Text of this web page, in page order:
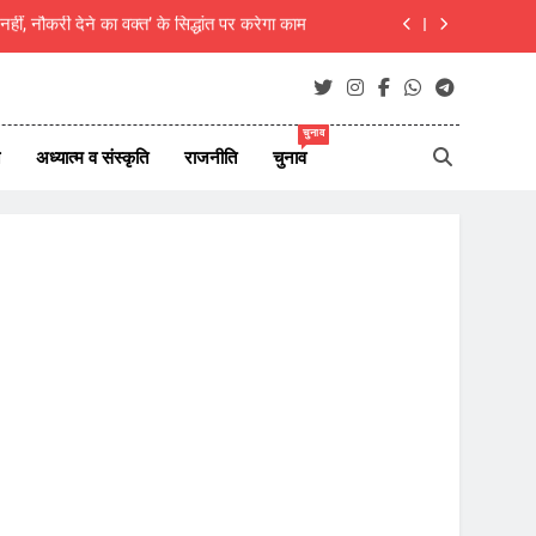
महावीर कुमार का वर्धापना समारोह आयोजित
पहुंच रही 120 करोड़ की हेरोइन, बेरोजगार और
सवार 4 बदमाशों ने दिया वारदात को अंजाम
अध्यात्म व संस्कृति राजनीति चुनाव
चुनाव